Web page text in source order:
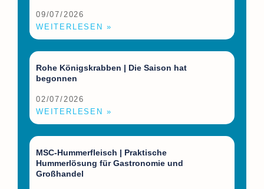
09/07/2026
WEITERLESEN »
Rohe Königskrabben | Die Saison hat
begonnen
02/07/2026
WEITERLESEN »
MSC-Hummerfleisch | Praktische
Hummerlösung für Gastronomie und
Großhandel